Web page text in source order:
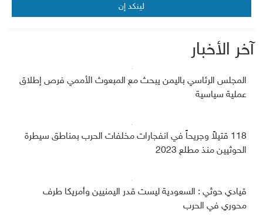
لينكد إن
آخر الأخبار
المجلس الرئاسي باليمن يبحث مع المبعوث الأممي فرص إطلاق
عملية سياسية
118 قتيلاً وجريحاً في انفجارات مخلفات الحرب بمناطق سيطرة
الحوثيين منذ مطلع 2023
قيادي حوثي : السعودية ليست قدر اليمنيين وأمريكا طرف
محوري في الحرب